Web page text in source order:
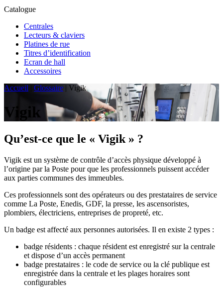
Catalogue
Centrales
Lecteurs & claviers
Platines de rue
Titres d’identification
Ecran de hall
Accessoires
Accueil
Glossaire | Vigik
Vigik
Qu’est-ce que le « Vigik » ?
Vigik est un système de contrôle d’accès physique développé à
l’origine par la Poste pour que les professionnels puissent accéder
aux parties communes des immeubles.
Ces professionnels sont des opérateurs ou des prestataires de service
comme La Poste, Enedis, GDF, la presse, les ascensoristes,
plombiers, électriciens, entreprises de propreté, etc.
Un badge est affecté aux personnes autorisées. Il en existe 2 types :
badge résidents : chaque résident est enregistré sur la centrale
et dispose d’un accès permanent
badge prestataires : le code de service ou la clé publique est
enregistrée dans la centrale et les plages horaires sont
configurables